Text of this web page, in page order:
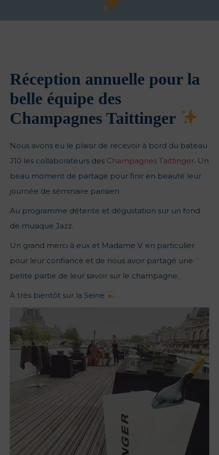
Réception annuelle pour la
belle équipe des
Champagnes Taittinger
Nous avons eu le plaisir de recevoir à bord du bateau
J10 les collaborateurs des Champagnes Taittinger. Un
beau moment de partage pour finir en beauté leur
journée de séminaire parisien.
Au programme détente et dégustation sur un fond
de musique Jazz.
Un grand merci à eux et Madame V. en particulier
pour leur confiance et de nous avoir partagé une
petite partie de leur savoir sur le champagne.
À très bientôt sur la Seine